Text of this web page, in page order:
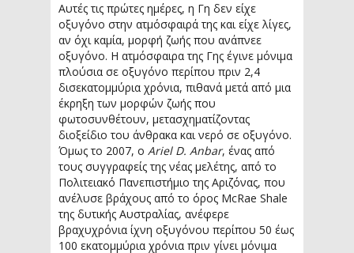
Αυτές τις πρώτες ημέρες, η Γη δεν είχε
οξυγόνο στην ατμόσφαιρά της και είχε λίγες,
αν όχι καμία, μορφή ζωής που ανάπνεε
οξυγόνο. Η ατμόσφαιρα της Γης έγινε μόνιμα
πλούσια σε οξυγόνο περίπου πριν 2,4
δισεκατομμύρια χρόνια, πιθανά μετά από μια
έκρηξη των μορφών ζωής που
φωτοσυνθέτουν, μετασχηματίζοντας
διοξείδιο του άνθρακα και νερό σε οξυγόνο.
Όμως το 2007, ο Ariel D. Anbar, ένας από
τους συγγραφείς της νέας μελέτης, από το
Πολιτειακό Πανεπιστήμιο της Αριζόνας, που
ανέλυσε βράχους από το όρος McRae Shale
της δυτικής Αυστραλίας, ανέφερε
βραχυχρόνια ίχνη οξυγόνου περίπου 50 έως
100 εκατομμύρια χρόνια πριν γίνει μόνιμα